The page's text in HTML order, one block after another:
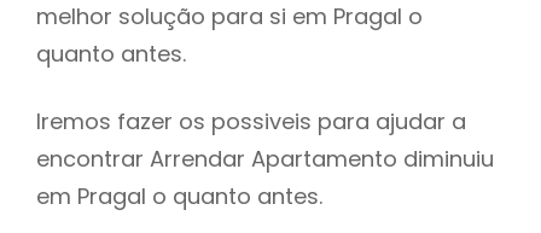
melhor solução para si em Pragal o
quanto antes.
Iremos fazer os possiveis para ajudar a
encontrar Arrendar Apartamento diminuiu
em Pragal o quanto antes.